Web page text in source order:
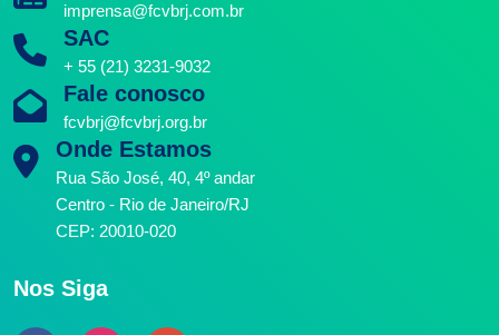
imprensa@fcvbrj.com.br
SAC
+ 55 (21) 3231-9032
Fale conosco
fcvbrj@fcvbrj.org.br
Onde Estamos
Rua São José, 40, 4º andar
Centro - Rio de Janeiro/RJ
CEP: 20010-020
Nos Siga